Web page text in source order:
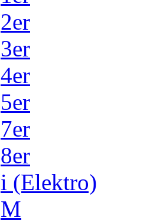
2er
3er
4er
5er
7er
8er
i (Elektro)
M